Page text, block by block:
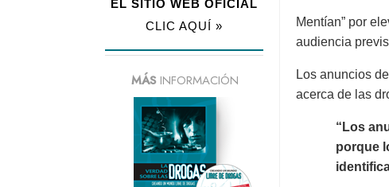
Mentían” por
audiencia
Los anuncios
acerca de las
“Los
porque
EL SITIO WEB OFICIAL
CLIC AQUÍ »
MÁSINFORMACIÓN